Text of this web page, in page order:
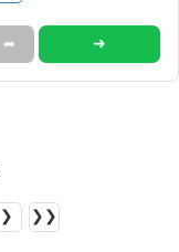
➦ ➜
❯ ❯❯